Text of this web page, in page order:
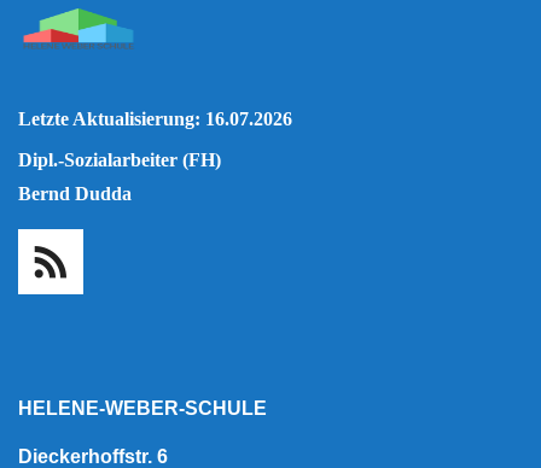
Letzte Aktualisierung: 16.07.2026
Dipl.-Sozialarbeiter (FH)
Bernd Dudda
HELENE-WEBER-SCHULE
Dieckerhoffstr. 6